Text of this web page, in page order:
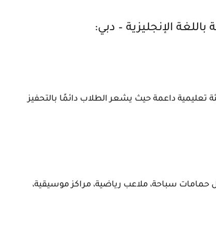
الإنجليزية – دبي:
تعليمية داعمة حيث يشعر الطلاب دائمًا بالتحفيز
سباحة، ملاعب رياضية، مراكز موسيقية،